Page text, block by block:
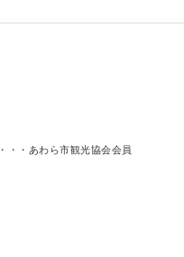
・・・あわら市観光協会会員